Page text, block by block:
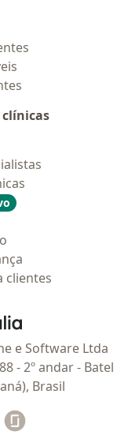
clínicas
clientes
- Homepage
e Software Ltda
- 2º andar - Batel
Brasil
separador
novo separador
Linkedin
abre num novo